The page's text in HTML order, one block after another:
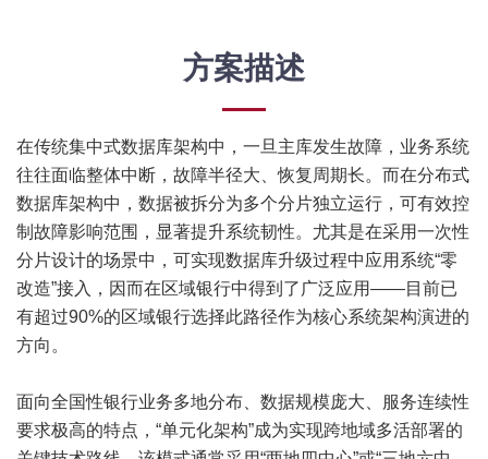
方案描述
在传统集中式数据库架构中，一旦主库发生故障，业务系统
往往面临整体中断，故障半径大、恢复周期长。而在分布式
数据库架构中，数据被拆分为多个分片独立运行，可有效控
制故障影响范围，显著提升系统韧性。尤其是在采用一次性
分片设计的场景中，可实现数据库升级过程中应用系统“零
改造”接入，因而在区域银行中得到了广泛应用——目前已
有超过90%的区域银行选择此路径作为核心系统架构演进的
方向。
面向全国性银行业务多地分布、数据规模庞大、服务连续性
要求极高的特点，“单元化架构”成为实现跨地域多活部署的